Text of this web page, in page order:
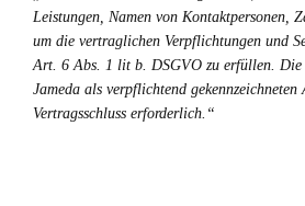
Leistungen, Namen von Kontaktpersonen,
um die vertraglichen Verpflichtungen und
Art. 6 Abs. 1 lit b. DSGVO zu erfüllen.
Jameda als verpflichtend
Vertragsschluss erforderlich.“